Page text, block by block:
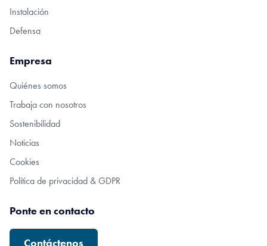
Instalación
Defensa
Empresa
Quiénes somos
Trabaja con nosotros
Sostenibilidad
Noticias
Cookies
Política de privacidad & GDPR
Ponte en contacto
Contáctenos